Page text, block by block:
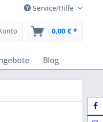
Service/Hilfe
0,00 € *
Blog